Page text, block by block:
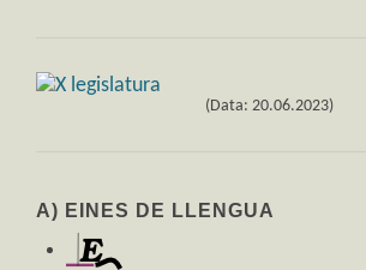
(Data: 20.06.2023)
A) EINES DE LLENGUA